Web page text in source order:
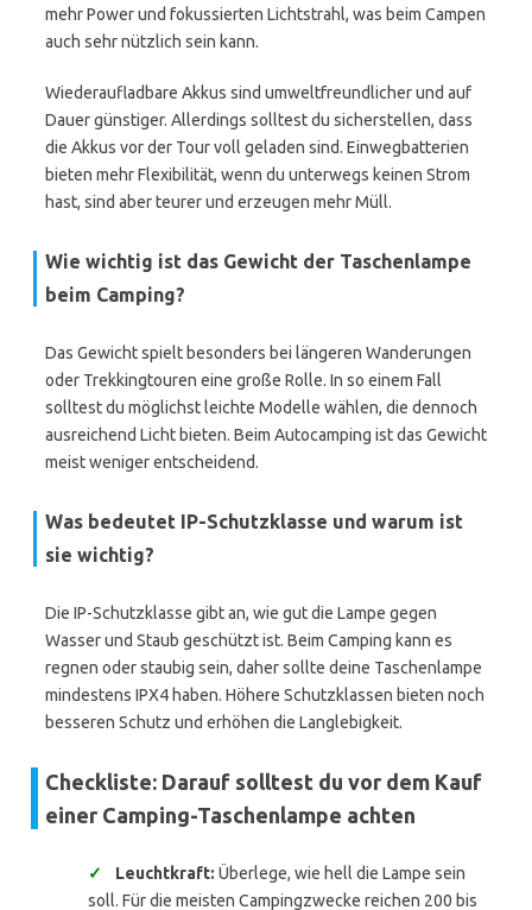
mehr Power und fokussierten Lichtstrahl, was beim Campen
auch sehr nützlich sein kann.
Wiederaufladbare Akkus sind umweltfreundlicher und auf
Dauer günstiger. Allerdings solltest du sicherstellen, dass
die Akkus vor der Tour voll geladen sind. Einwegbatterien
bieten mehr Flexibilität, wenn du unterwegs keinen Strom
hast, sind aber teurer und erzeugen mehr Müll.
Wie wichtig ist das Gewicht der Taschenlampe
beim Camping?
Das Gewicht spielt besonders bei längeren Wanderungen
oder Trekkingtouren eine große Rolle. In so einem Fall
solltest du möglichst leichte Modelle wählen, die dennoch
ausreichend Licht bieten. Beim Autocamping ist das Gewicht
meist weniger entscheidend.
Was bedeutet IP-Schutzklasse und warum ist
sie wichtig?
Die IP-Schutzklasse gibt an, wie gut die Lampe gegen
Wasser und Staub geschützt ist. Beim Camping kann es
regnen oder staubig sein, daher sollte deine Taschenlampe
mindestens IPX4 haben. Höhere Schutzklassen bieten noch
besseren Schutz und erhöhen die Langlebigkeit.
Checkliste: Darauf solltest du vor dem Kauf
einer Camping-Taschenlampe achten
✓ Leuchtkraft: Überlege, wie hell die Lampe sein
soll. Für die meisten Campingzwecke reichen 200 bis